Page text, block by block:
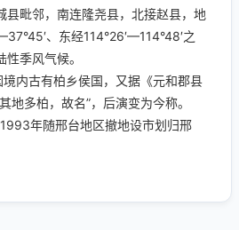
县毗邻，南连隆尧县，北接赵县，地
、东经114°26′—114°48′之
季风气候。
境内古有柏乡侯国，又据《元和郡县
地多柏，故名”，后演变为今称。
年随邢台地区撤地设市划归邢